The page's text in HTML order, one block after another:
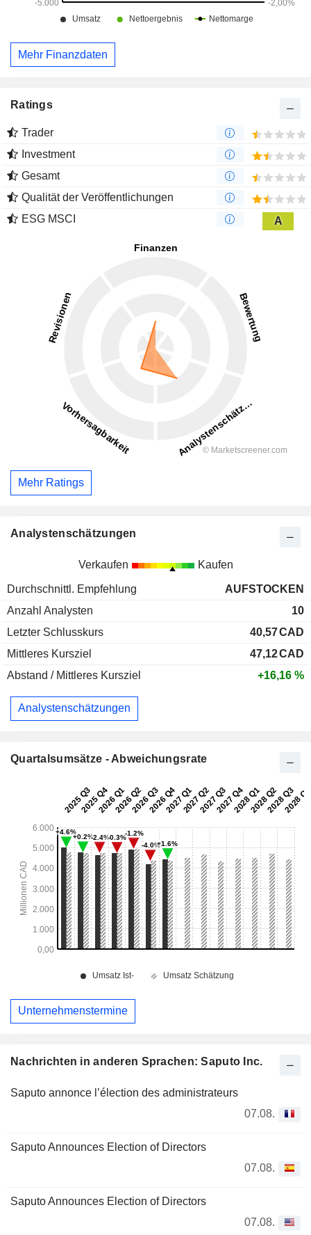
Nachrichten in anderen Sprachen: Saputo Inc.
Saputo annonce l’élection des administrateurs
07.08.
Saputo Announces Election of Directors
07.08.
Saputo Announces Election of Directors
07.08.
Mehr Finanzdaten
Ratings
Trader
Investment
Gesamt
Qualität der Veröffentlichungen
ESG MSCI
A
Mehr Ratings
Analystenschätzungen
Verkaufen Kaufen
Durchschnittl. Empfehlung
AUFSTOCKEN
Anzahl Analysten
10
Letzter Schlusskurs
40,57CAD
Mittleres Kursziel
47,12CAD
Abstand / Mittleres Kursziel
+16,16 %
Analystenschätzungen
Quartalsumsätze - Abweichungsrate
Unternehmenstermine